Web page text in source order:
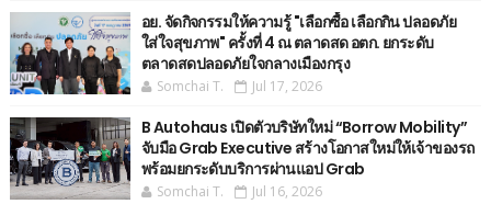
อย. จัดกิจกรรมให้ความรู้ "เลือกซื้อ เลือกกิน ปลอดภัย
ใส่ใจสุขภาพ" ครั้งที่ 4 ณ ตลาดสด อตก. ยกระดับ
ตลาดสดปลอดภัยใจกลางเมืองกรุง
Somchai T. Jul 17, 2026
B Autohaus เปิดตัวบริษัทใหม่ “Borrow Mobility”
จับมือ Grab Executive สร้างโอกาสใหม่ให้เจ้าของรถ
พร้อมยกระดับบริการผ่านแอป Grab
Somchai T. Jul 16, 2026